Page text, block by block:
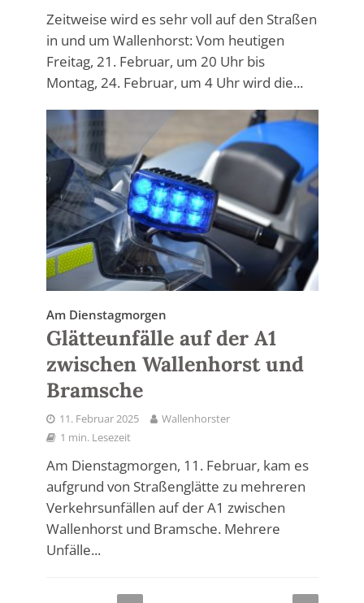
Zeitweise wird es sehr voll auf den Straßen
in und um Wallenhorst: Vom heutigen
Freitag, 21. Februar, um 20 Uhr bis
Montag, 24. Februar, um 4 Uhr wird die...
Am Dienstagmorgen
Glätteunfälle auf der A1
zwischen Wallenhorst und
Bramsche
11. Februar 2025
Wallenhorster
1 min. Lesezeit
Am Dienstagmorgen, 11. Februar, kam es
aufgrund von Straßenglätte zu mehreren
Verkehrsunfällen auf der A1 zwischen
Wallenhorst und Bramsche. Mehrere
Unfälle...